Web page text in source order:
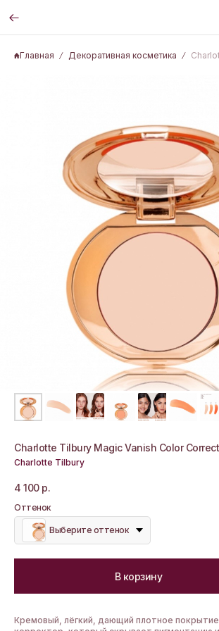
Главная Декоративная косметика
Charlotte Tilbury Magic Vanish Color
Charlotte Tilbury
4 100 р.
Оттенок
Выберите оттенок
В корзину
Кремовый, лёгкий, дающий плотное